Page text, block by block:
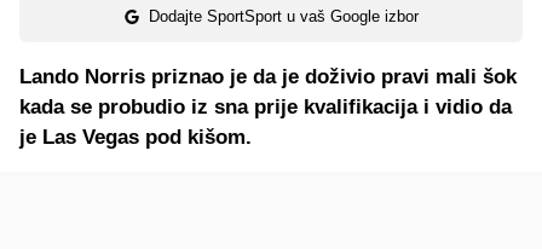
Dodajte SportSport u vaš Google izbor
Lando Norris priznao je da je doživio pravi mali šok
kada se probudio iz sna prije kvalifikacija i vidio da
je Las Vegas pod kišom.